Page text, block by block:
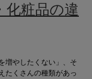
化粧品の違
増やしたくない」、そ
たくさんの種類があっ